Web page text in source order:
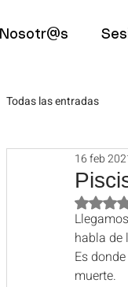
Nosotr@s
Todas las entradas
Astro-Eventos
Mindfulness
16 feb
habla de
Es
muerte.